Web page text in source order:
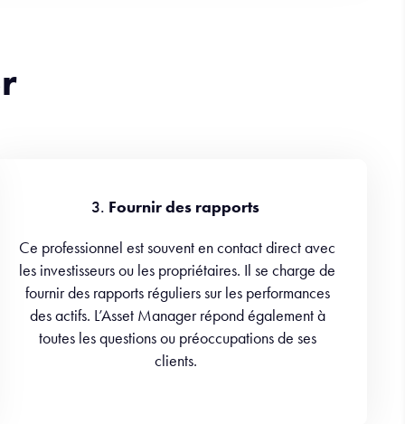
3. Fournir des rapports
Ce professionnel est souvent en contact direct avec
les investisseurs ou les propriétaires. Il se charge de
fournir des rapports réguliers sur les performances
des actifs. L’Asset Manager répond également à
toutes les questions ou préoccupations de ses
clients.